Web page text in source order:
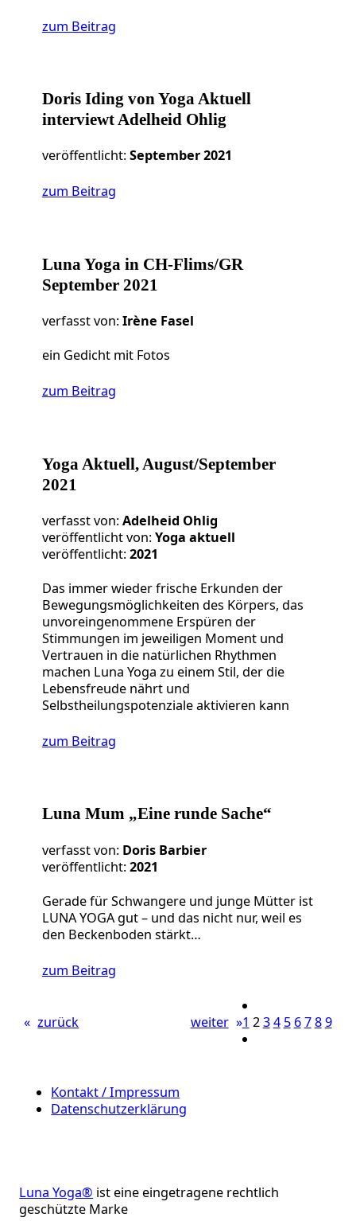
zum Beitrag
Doris Iding von Yoga Aktuell
interviewt Adelheid Ohlig
veröffentlicht:September 2021
zum Beitrag
Luna Yoga in CH-Flims/GR
September 2021
verfasst von:Irène Fasel
ein Gedicht mit Fotos
zum Beitrag
Yoga Aktuell, August/September
2021
verfasst von:Adelheid Ohlig
veröffentlicht von:Yoga aktuell
veröffentlicht:2021
Das immer wieder frische Erkunden der
Bewegungsmöglichkeiten des Körpers, das
unvoreingenommene Erspüren der
Stimmungen im jeweiligen Moment und
Vertrauen in die natürlichen Rhythmen
machen Luna Yoga zu einem Stil, der die
Lebensfreude nährt und
Selbstheilungspotenziale aktivieren kann
zum Beitrag
Luna Mum „Eine runde Sache“
verfasst von: Doris Barbier
veröffentlicht:2021
Gerade für Schwangere und junge Mütter ist
LUNA YOGA gut – und das nicht nur, weil es
den Beckenboden stärkt…
zum Beitrag
« zurück weiter »1 234 5 6789
Kontakt / Impressum
Datenschutzerklärung
Luna Yoga® ist eine eingetragene rechtlich
geschützte Marke